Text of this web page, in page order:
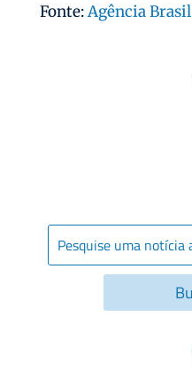
Fonte:Agência Brasil